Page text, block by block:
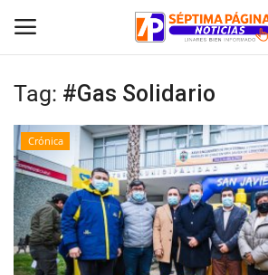
Inicio
Crónica
Policial
Tribunales
Tag: #Gas Solidario
Crónica